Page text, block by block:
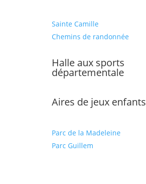
Sainte Camille
Chemins de randonnée
Halle aux sports
départementale
Aires de jeux enfants
Parc de la Madeleine
Parc Guillem